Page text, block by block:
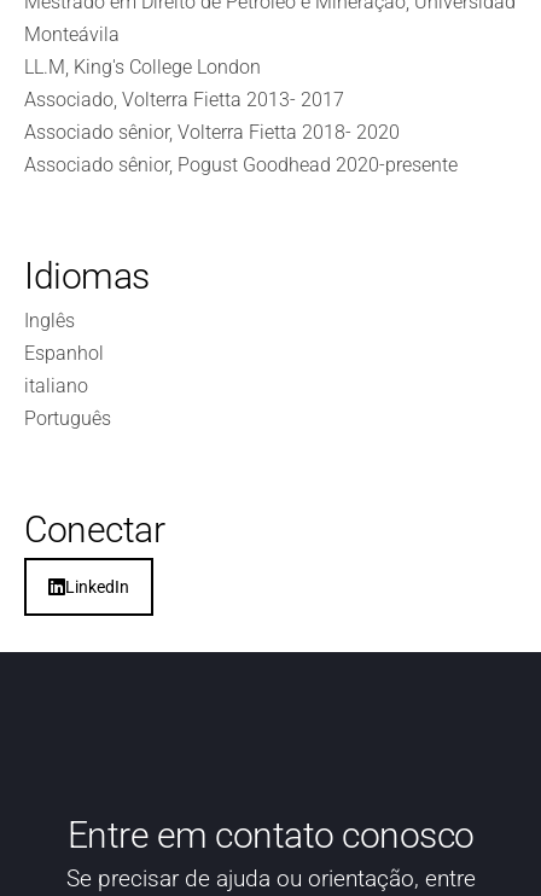
Monteávila
LL.M, King's College London
Associado, Volterra Fietta 2013- 2017
Associado sênior, Volterra Fietta 2018- 2020
Associado sênior, Pogust Goodhead 2020-presente
Idiomas
Inglês
Espanhol
italiano
Português
Conectar
LinkedIn
Entre em contato conosco
Se precisar de ajuda ou orientação, entre